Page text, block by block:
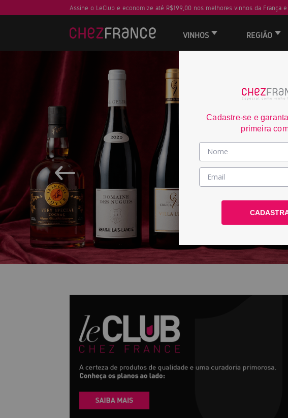
Assine o LeClub e economize até R$199,00 nos melhores vinhos da França
VINHOS REGIÃO
Receba vinhos sofisticados, pontuados e de regiões
aguçado.
Cadastre-se e garanta
primeira